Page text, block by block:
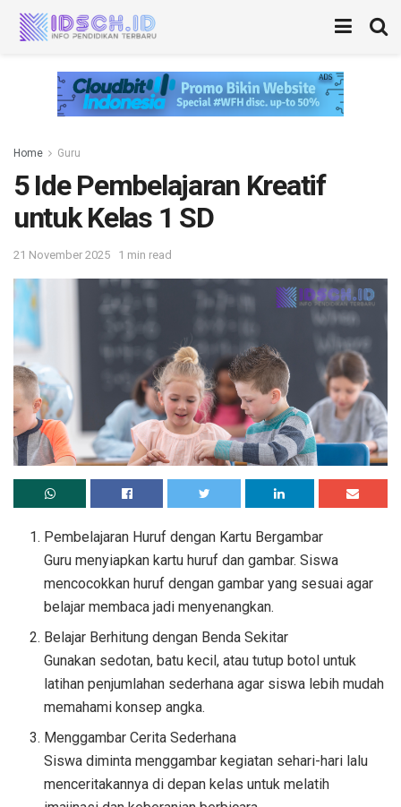
Home Guru
5 Ide Pembelajaran Kreatif
untuk Kelas 1 SD
21 November 2025 1 min read
Pembelajaran Huruf dengan Kartu Bergambar
Guru menyiapkan kartu huruf dan gambar. Siswa
mencocokkan huruf dengan gambar yang sesuai agar
belajar membaca jadi menyenangkan.
Belajar Berhitung dengan Benda Sekitar
Gunakan sedotan, batu kecil, atau tutup botol untuk
latihan penjumlahan sederhana agar siswa lebih mudah
memahami konsep angka.
Menggambar Cerita Sederhana
Siswa diminta menggambar kegiatan sehari-hari lalu
menceritakannya di depan kelas untuk melatih